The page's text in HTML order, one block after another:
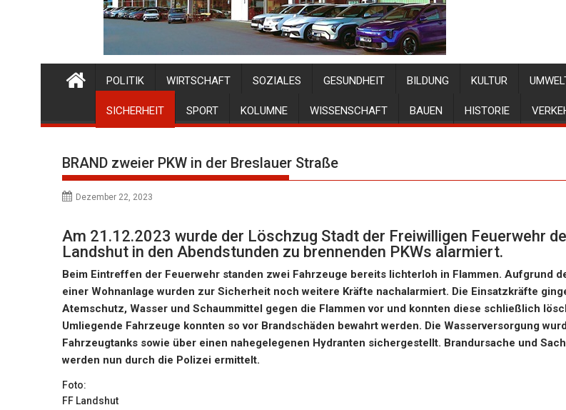
POLITIK WIRTSCHAFT SOZIALES GESUNDHEIT BILDUNG KULTUR
SICHERHEIT SPORT KOLUMNE WISSENSCHAFT BAUEN HISTORIE
BRAND zweier PKW in der Breslauer Straße
Dezember 22, 2023
Am 21.12.2023 wurde der Löschzug Stadt der Freiwilligen Feuerwehr
Landshut in den Abendstunden zu brennenden PKWs alarmiert.
Beim Eintreffen der Feuerwehr standen zwei Fahrzeuge bereits lichterloh in Flammen. Aufgrund
einer Wohnanlage wurden zur Sicherheit noch weitere Kräfte nachalarmiert. Die Einsatzkräfte
Atemschutz, Wasser und Schaummittel gegen die Flammen vor und konnten diese schließlich
Umliegende Fahrzeuge konnten so vor Brandschäden bewahrt werden. Die Wasserversorgung
Fahrzeugtanks sowie über einen nahegelegenen Hydranten sichergestellt. Brandursache und
werden nun durch die Polizei ermittelt.
Foto:
FF Landshut